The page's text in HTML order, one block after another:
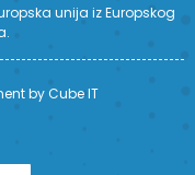
unija iz Europskog
by Cube IT